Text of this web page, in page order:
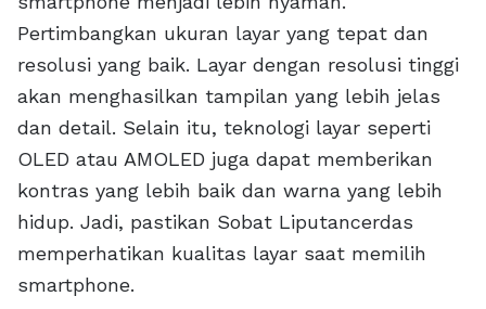
Pertimbangkan ukuran layar yang tepat dan
resolusi yang baik. Layar dengan resolusi tinggi
akan menghasilkan tampilan yang lebih jelas
dan detail. Selain itu, teknologi layar seperti
OLED atau AMOLED juga dapat memberikan
kontras yang lebih baik dan warna yang lebih
hidup. Jadi, pastikan Sobat Liputancerdas
memperhatikan kualitas layar saat memilih
smartphone.